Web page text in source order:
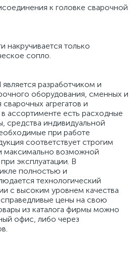
к головке сварочной
только
сопло.
разработчиком и
оборудования, сменных и
агрегатов и
ассортименте есть расходные
средства индивидуальной
при работе
соответствует строгим
максимально возможной
эксплуатации. В
полностью и
технологический
с высоким уровнем качества
цены на свою
из каталога фирмы можно
офис, либо через